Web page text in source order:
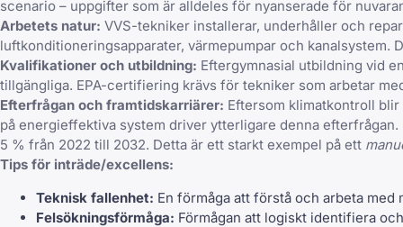
scenario – uppgifter som är alldeles för nyanserade för
Arbetets natur: VVS-tekniker installerar, underhåller och
luftkonditioneringsapparater, värmepumpar och
Kvalifikationer och utbildning: Eftergymnasial utbildning vid
tillgängliga. EPA-certifiering krävs för tekniker som arbetar
Efterfrågan och framtidskarriärer: Eftersom klimatkontroll
på energieffektiva system driver ytterligare denna
5 % från 2022 till 2032. Detta är ett starkt exempel på ett
Tips för inträde/excellens:
Teknisk fallenhet: En förmåga att förstå och arbeta
Felsökningsförmåga: Förmågan att logiskt identifiera